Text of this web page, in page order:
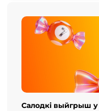
Салодкі выйгрыш